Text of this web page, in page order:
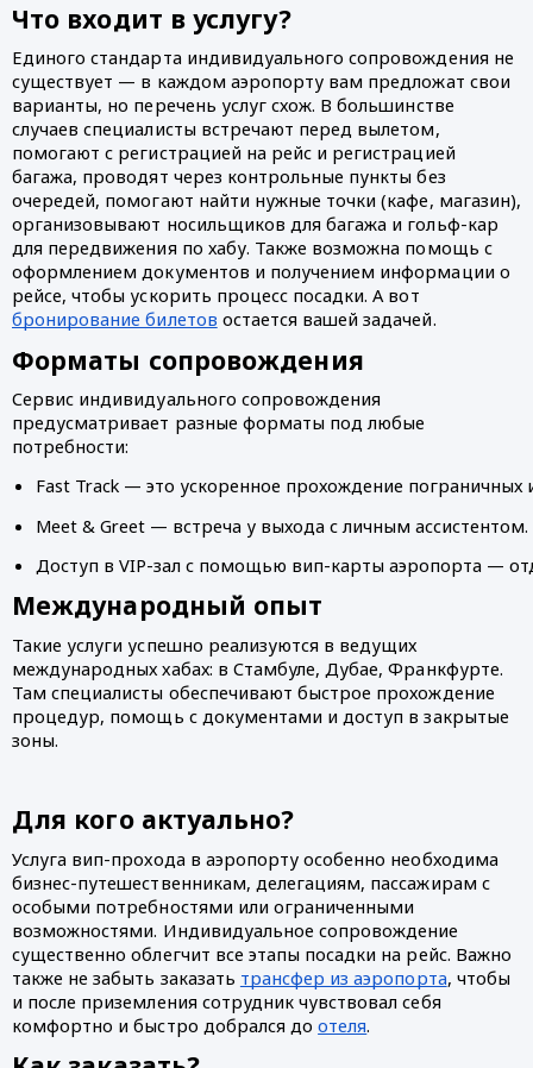
Что входит в услугу?
Единого стандарта индивидуального сопровождения не
существует — в каждом аэропорту вам предложат свои
варианты, но перечень услуг схож. В большинстве
случаев специалисты встречают перед вылетом,
помогают с регистрацией на рейс и регистрацией
багажа, проводят через контрольные пункты без
очередей, помогают найти нужные точки (кафе, магазин),
организовывают носильщиков для багажа и гольф-кар
для передвижения по хабу. Также возможна помощь с
оформлением документов и получением информации о
рейсе, чтобы ускорить процесс посадки. А вот
бронирование билетов остается вашей задачей.
Форматы сопровождения
Сервис индивидуального сопровождения
предусматривает разные форматы под любые
потребности:
Fast Track — это ускоренное прохождение
Meet & Greet — встреча у выхода с личным
Доступ в VIP-зал с помощью вип-карты аэропорта —
Международный опыт
Такие услуги успешно реализуются в ведущих
международных хабах: в Стамбуле, Дубае, Франкфурте.
Там специалисты обеспечивают быстрое прохождение
процедур, помощь с документами и доступ в закрытые
зоны.
Для кого актуально?
Услуга вип-прохода в аэропорту особенно необходима
бизнес-путешественникам, делегациям, пассажирам с
особыми потребностями или ограниченными
возможностями. Индивидуальное сопровождение
существенно облегчит все этапы посадки на рейс. Важно
также не забыть заказать трансфер из аэропорта, чтобы
и после приземления сотрудник чувствовал себя
комфортно и быстро добрался доотеля.